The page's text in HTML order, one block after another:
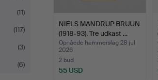
(11)
(117)
(3)
(6)
NIELS MANDRUP BRUUN
(1918-93). Tre udkast …
Opnåede hammerslag 28 jul
2026
2 bud
55 USD